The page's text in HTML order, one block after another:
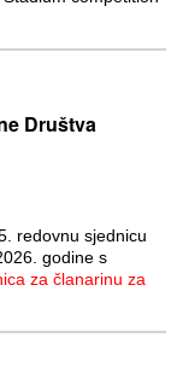
Društva
redovnu sjednicu
godine s
za članarinu za